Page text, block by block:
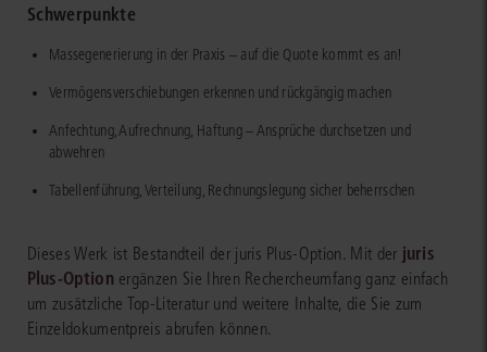
Schwerpunkte
Massegenerierung in der Praxis – auf die Quote kommt es an!
Vermögensverschiebungen erkennen und rückgängig machen
Anfechtung, Aufrechnung, Haftung – Ansprüche durchsetzen und
abwehren
Tabellenführung, Verteilung, Rechnungslegung sicher beherrschen
Dieses Werk ist Bestandteil der juris Plus-Option. Mit der juris
Plus-Option ergänzen Sie Ihren Rechercheumfang ganz einfach
um zusätzliche Top-Literatur und weitere Inhalte, die Sie zum
Einzeldokumentpreis abrufen können.